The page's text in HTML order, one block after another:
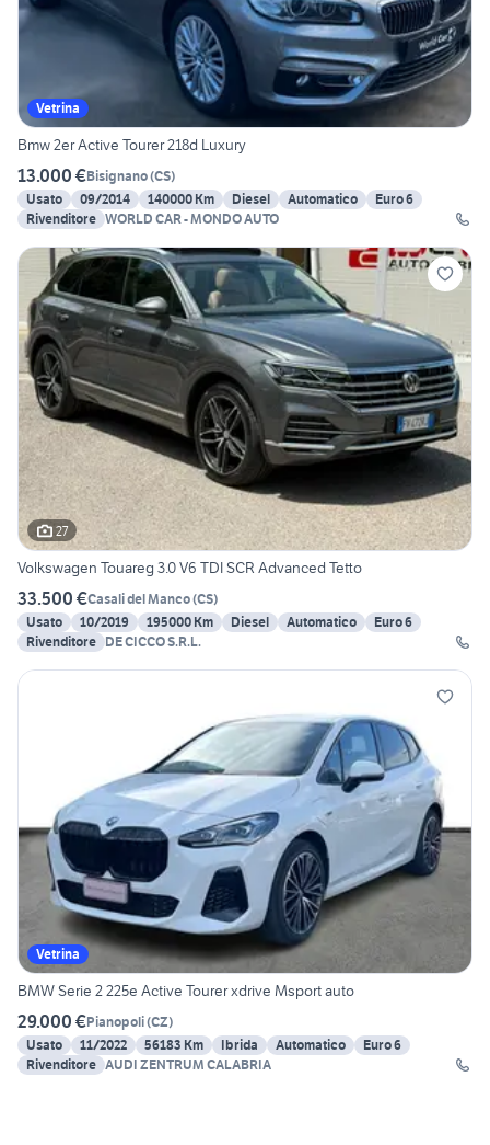
Vetrina
Bmw 2er Active Tourer 218d Luxury
13.000 €Bisignano(CS)
Usato
09/2014 140000 Km Diesel Automatico
Euro 6
Rivenditore WORLD CAR - MONDO AUTO
27
Volkswagen Touareg 3.0 V6 TDI SCR Advanced Tetto
33.500 €Casali del Manco(CS)
Usato
10/2019 195000 Km Diesel Automatico
Euro 6
Rivenditore DE CICCO S.R.L.
Vetrina
BMW Serie 2 225e Active Tourer xdrive Msport auto
29.000 €Pianopoli(CZ)
Usato
11/2022 56183 Km Ibrida Automatico
Euro 6
Rivenditore AUDI ZENTRUM CALABRIA